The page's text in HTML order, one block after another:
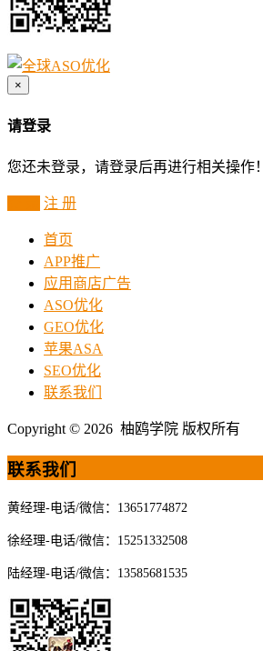
×
请登录
您还未登录，请登录后再进行相关操作！
注 册
首页
APP推广
应用商店广告
ASO优化
GEO优化
苹果ASA
SEO优化
联系我们
Copyright © 2026 柚鸥学院 版权所有
联系我们
黄经理-电话/微信：13651774872
徐经理-电话/微信：15251332508
陆经理-电话/微信：13585681535